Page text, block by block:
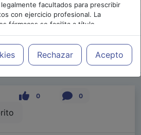
facultados para prescribir
con ejercicio profesional. La
fármacos se facilita a título
responsabilidad de los
prescribir medicamentos y decidir, en
más adecuado a las
Rechazar Acepto
|Psiquiatria.com|
0 0